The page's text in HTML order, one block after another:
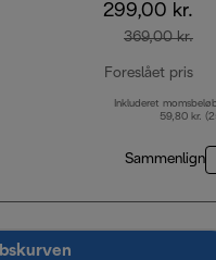
299,00 kr.
369,00 kr.
Foreslået pris
Inkluderet
59,80 kr.
Sammenlign